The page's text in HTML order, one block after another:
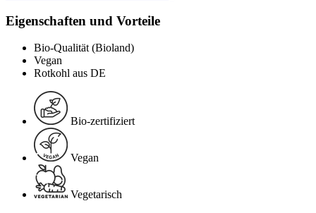
Eigenschaften und Vorteile
Bio-Qualität (Bioland)
Vegan
Rotkohl aus DE
Bio-zertifiziert
Vegan
Vegetarisch